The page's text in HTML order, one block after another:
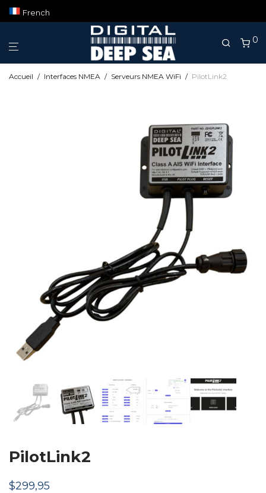
French
0
Accueil / Interfaces NMEA / Serveurs NMEA WiFi / PilotLink2
PilotLink2
$299,95